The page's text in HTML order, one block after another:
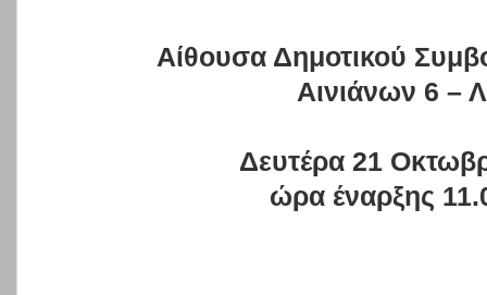
Αίθουσα Δημοτικού
Αινιάνων 6 –
Δευτέρα 21
ώρα έναρξης